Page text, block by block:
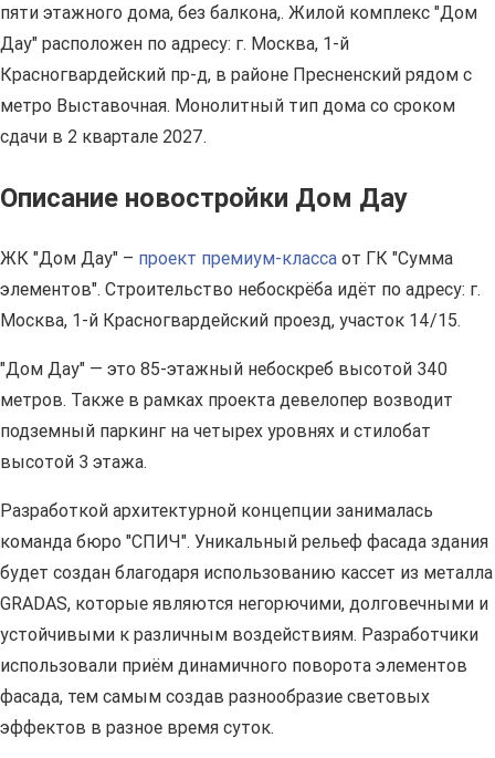
пяти этажного дома, без балкона,. Жилой комплекс "Дом
Дау" расположен по адресу: г. Москва, 1-й
Красногвардейский пр-д, в районе Пресненский рядом с
метро Выставочная. Монолитный тип дома со сроком
сдачи в 2 квартале 2027.
Описание новостройки Дом Дау
ЖК "Дом Дау" – проект премиум-класса от ГК "Сумма
элементов". Строительство небоскрёба идёт по адресу: г.
Москва, 1-й Красногвардейский проезд, участок 14/15.
"Дом Дау" — это 85-этажный небоскреб высотой 340
метров. Также в рамках проекта девелопер возводит
подземный паркинг на четырех уровнях и стилобат
высотой 3 этажа.
Разработкой архитектурной концепции занималась
команда бюро "СПИЧ". Уникальный рельеф фасада здания
будет создан благодаря использованию кассет из металла
GRADAS, которые являются негорючими, долговечными и
устойчивыми к различным воздействиям. Разработчики
использовали приём динамичного поворота элементов
фасада, тем самым создав разнообразие световых
эффектов в разное время суток.